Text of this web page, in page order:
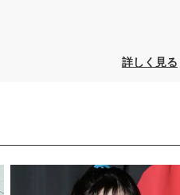
詳しく見る